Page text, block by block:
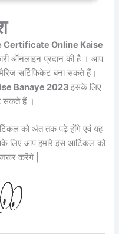
Certificate Online Kaise
ऑनलाइन प्रदान की है । आप
सर्टिफिकेट बना सकते हैं।
Banaye 2023 इसके लिए
सकते हैं ।
को अंत तक पढ़े होंगे एवं यह
लिए आप हमारे इस आर्टिकल को
करेंगे |